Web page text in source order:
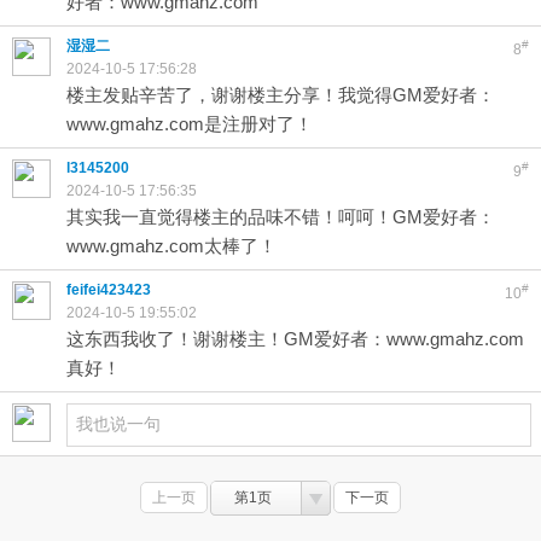
8#
湿湿二
2024-10-5 17:56:28
楼主发贴辛苦了，谢谢楼主分享！我觉得GM爱好者：
www.gmahz.com是注册对了！
9#
l3145200
2024-10-5 17:56:35
其实我一直觉得楼主的品味不错！呵呵！GM爱好者：
www.gmahz.com太棒了！
10#
feifei423423
2024-10-5 19:55:02
这东西我收了！谢谢楼主！GM爱好者：www.gmahz.com
真好！
上一页 第1页 下一页